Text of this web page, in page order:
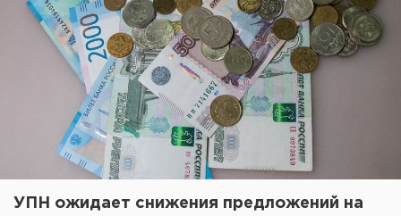
УПН ожидает снижения предложений на